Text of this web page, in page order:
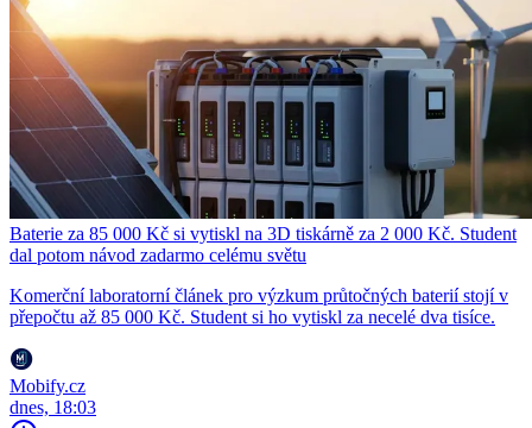
Baterie za 85 000 Kč si vytiskl na 3D tiskárně za 2 000 Kč. Student
dal potom návod zadarmo celému světu
Komerční laboratorní článek pro výzkum průtočných baterií stojí v
přepočtu až 85 000 Kč. Student si ho vytiskl za necelé dva tisíce.
Mobify.cz
dnes, 18:03